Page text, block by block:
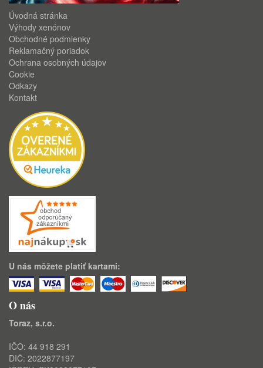
Úvodná stránka
Výhody xenónov
Obchodné podmienky
Reklamačný poriadok
Ochrana osobných údajov
Cookie
Odkazy
Kontakt
U nás môžete platiť kartami:
O nás
Toraz, s.r.o.
IČO: 44 918 291
DIČ: 2022877197